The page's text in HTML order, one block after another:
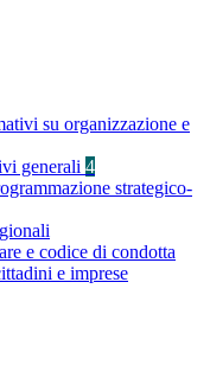
su organizzazione e
generali 4
strategico-
e codice di condotta
e imprese